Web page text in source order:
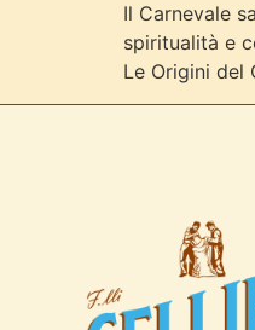
Il Carnevale
spiritualità e
Le Origini del